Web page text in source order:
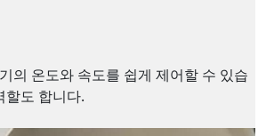
의 온도와 속도를 쉽게 제어할 수 있습
할도 합니다.